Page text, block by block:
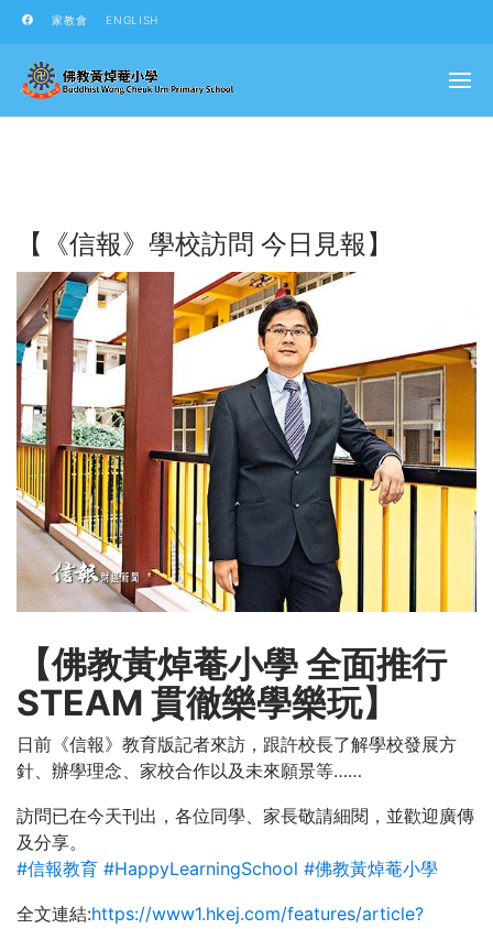
家教會 ENGLISH
【《信報》學校訪問 今日見報】
【佛教黃焯菴小學 全面推行
STEAM 貫徹樂學樂玩】
日前《信報》教育版記者來訪，跟許校長了解學校發展方
針、辦學理念、家校合作以及未來願景等……
訪問已在今天刊出，各位同學、家長敬請細閱，並歡迎廣傳
及分享。
#信報教育 #HappyLearningSchool #佛教黃焯菴小學
全文連結:https://www1.hkej.com/features/article?